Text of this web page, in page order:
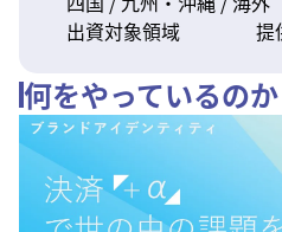
出資対象領域
提
何をやっているのか